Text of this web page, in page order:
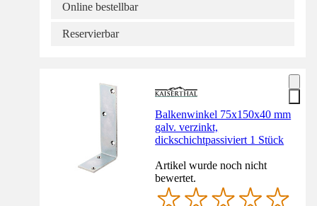
Online bestellbar
Reservierbar
Balkenwinkel 75x150x40 mm
galv. verzinkt,
dickschichtpassiviert 1 Stück
Artikel wurde noch nicht
bewertet.